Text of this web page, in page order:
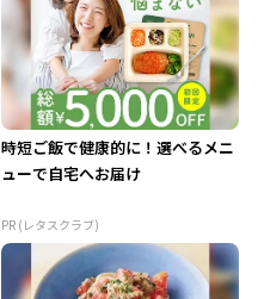
時短ご飯で健康的に！選べるメニ
ューで自宅へお届け
PR (レタスクラブ)